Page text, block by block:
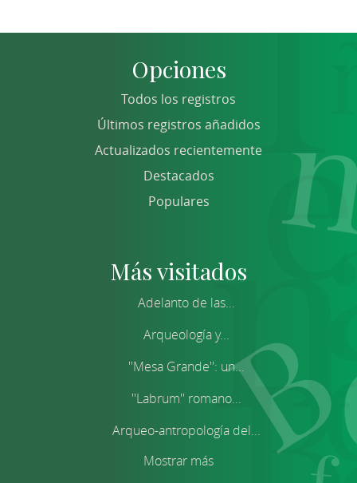
Opciones
Todos los registros
Últimos registros añadidos
Actualizados recientemente
Destacados
Populares
Más visitados
Adelanto de las...
Arqueología y...
''Mesa Grande'': un...
''Labrum'' romano...
Arqueo-antropología del...
Mostrar más